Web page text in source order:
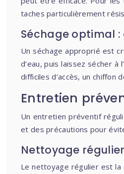
taches particulièrement
Séchage optimal
Un séchage approprié est
d’eau, puis laissez sécher
difficiles d’accès, un chiffon
Entretien
Un entretien préventif
et des précautions pour
Nettoyage
Le nettoyage régulier est la